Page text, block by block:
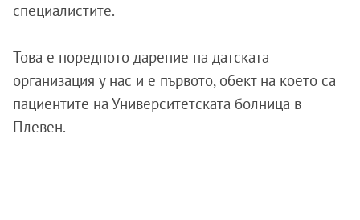
специалистите.
Това е поредното дарение на датската
организация у нас и е първото, обект на което са
пациентите на Университетската болница в
Плевен.